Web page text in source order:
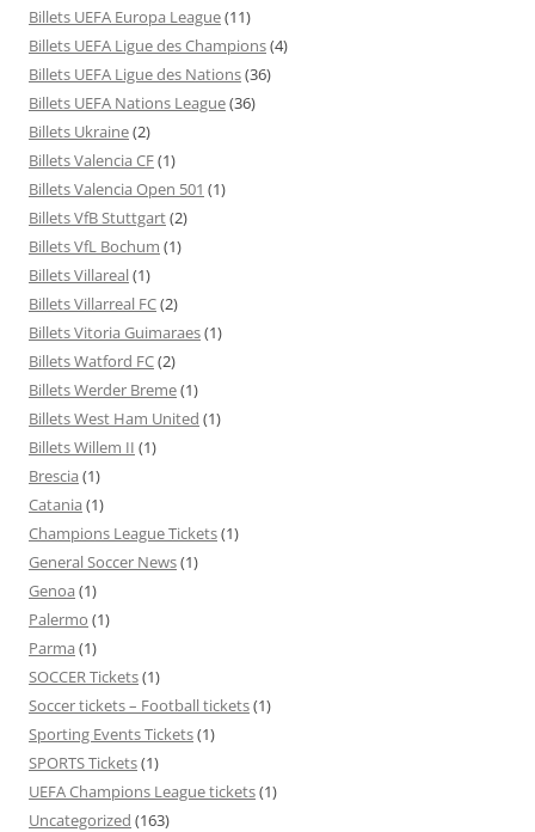
Billets UEFA Europa League(11)
Billets UEFA Ligue des Champions(4)
Billets UEFA Ligue des Nations(36)
Billets UEFA Nations League(36)
Billets Ukraine(2)
Billets Valencia CF(1)
Billets Valencia Open 501 (1)
Billets VfB Stuttgart(2)
Billets VfL Bochum (1)
Billets Villareal(1)
Billets Villarreal FC(2)
Billets Vitoria Guimaraes(1)
Billets Watford FC(2)
Billets Werder Breme(1)
Billets West Ham United (1)
Billets Willem II (1)
Brescia (1)
Catania (1)
Champions League Tickets(1)
General Soccer News(1)
Genoa (1)
Palermo (1)
Parma (1)
SOCCER Tickets(1)
Soccer tickets – Football tickets(1)
Sporting Events Tickets(1)
SPORTS Tickets(1)
UEFA Champions League tickets(1)
Uncategorized (163)